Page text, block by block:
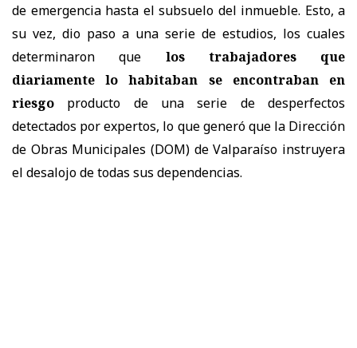
de emergencia hasta el subsuelo del inmueble. Esto, a
su vez, dio paso a una serie de estudios, los cuales
determinaron que los trabajadores que
diariamente lo habitaban se encontraban en
riesgo producto de una serie de desperfectos
detectados por expertos, lo que generó que la Dirección
de Obras Municipales (DOM) de Valparaíso instruyera
el desalojo de todas sus dependencias.